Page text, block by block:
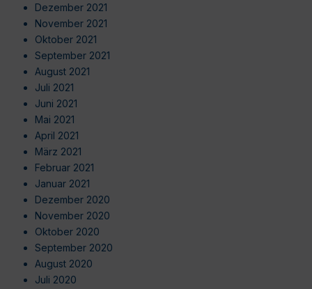
Dezember 2021
November 2021
Oktober 2021
September 2021
August 2021
Juli 2021
Juni 2021
Mai 2021
April 2021
März 2021
Februar 2021
Januar 2021
Dezember 2020
November 2020
Oktober 2020
September 2020
August 2020
Juli 2020